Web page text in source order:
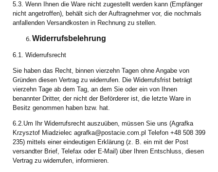
5.3. Wenn Ihnen die Ware nicht zugestellt werden kann (Empfänger
nicht angetroffen), behält sich der Auftragnehmer vor, die nochmals
anfallenden Versandkosten in Rechnung zu stellen.
Widerrufsbelehrung
6.1. Widerrufsrecht
Sie haben das Recht, binnen vierzehn Tagen ohne Angabe von
Gründen diesen Vertrag zu widerrufen. Die Widerrufsfrist beträgt
vierzehn Tage ab dem Tag, an dem Sie oder ein von Ihnen
benannter Dritter, der nicht der Beförderer ist, die letzte Ware in
Besitz genommen haben bzw. hat.
6.2.Um Ihr Widerrufsrecht auszuüben, müssen Sie uns (Agrafka
Krzysztof Miadzielec agrafka@postacie.com.pl Telefon +48 508 399
235) mittels einer eindeutigen Erklärung (z. B. ein mit der Post
versandter Brief, Telefax oder E-Mail) über Ihren Entschluss, diesen
Vertrag zu widerrufen, informieren.